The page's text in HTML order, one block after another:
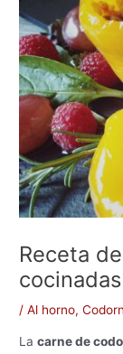
Receta
/Al horno,
Lacarne de